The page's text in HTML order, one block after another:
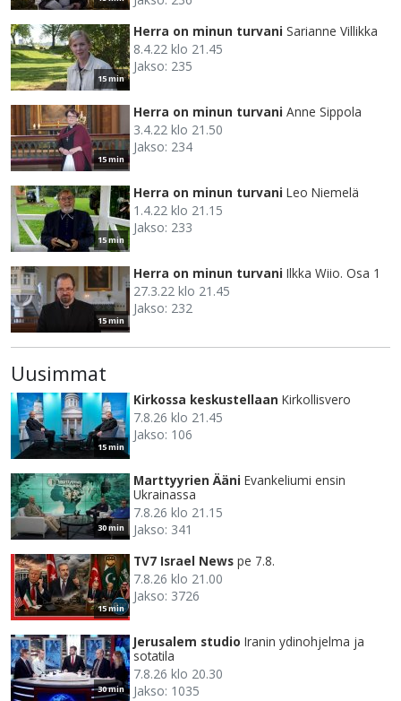
15 min
Herra on minun turvani Sarianne Villikka
8.4.22 klo 21.45
Jakso: 235
15 min
Herra on minun turvani Anne Sippola
3.4.22 klo 21.50
Jakso: 234
15 min
Herra on minun turvani Leo Niemelä
1.4.22 klo 21.15
Jakso: 233
15 min
Herra on minun turvani Ilkka Wiio. Osa 1
27.3.22 klo 21.45
Jakso: 232
Uusimmat
15 min
Kirkossa keskustellaan Kirkollisvero
7.8.26 klo 21.45
Jakso: 106
30 min
Marttyyrien Ääni Evankeliumi ensin
Ukrainassa
7.8.26 klo 21.15
Jakso: 341
15 min
TV7 Israel News pe 7.8.
7.8.26 klo 21.00
Jakso: 3726
30 min
Jerusalem studio Iranin ydinohjelma ja
sotatila
7.8.26 klo 20.30
Jakso: 1035